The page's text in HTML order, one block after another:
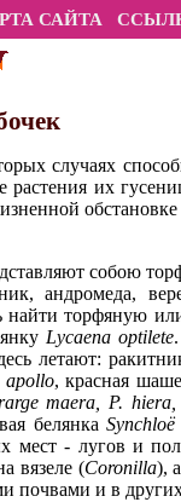
САЙТА
случаях
их
собою
андромеда,
найти торфяную
Lycaena optilete
летают:
apollo, красная
maera, P.
белянка
мест - лугов и
вязеле (Coronilla),
почвами и в других